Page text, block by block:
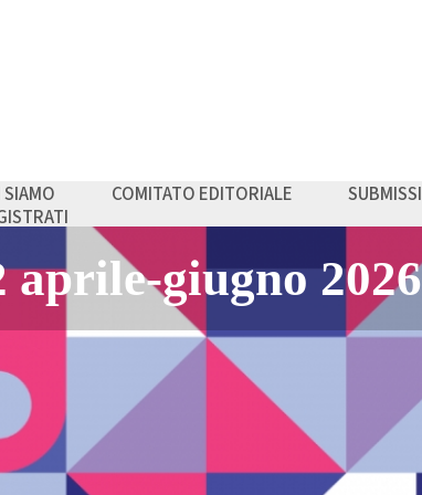
SIAMO COMITATO EDITORIALE
-
giugno 2026